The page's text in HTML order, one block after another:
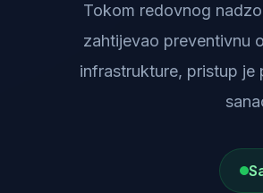
Tokom redovnog
zahtijevao preventivnu
infrastrukture, pristup je